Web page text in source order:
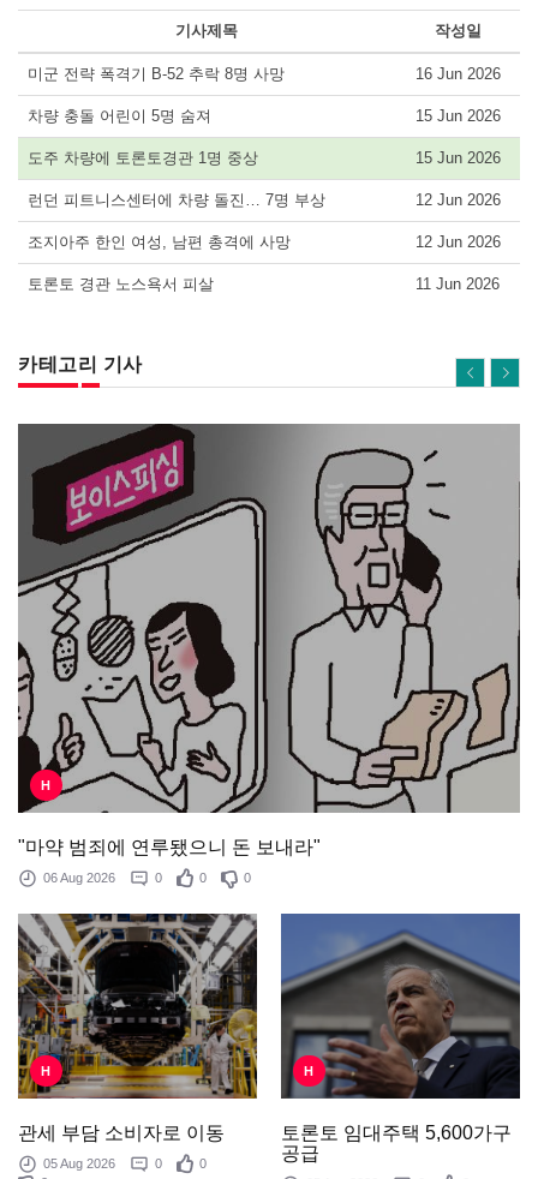
기사제목 작성일
미군 전략 폭격기 B-52 추락 8명 사망 16 Jun 2026
차량 충돌 어린이 5명 숨져 15 Jun 2026
도주 차량에 토론토경관 1명 중상 15 Jun 2026
런던 피트니스센터에 차량 돌진… 7명 부상 12 Jun 2026
조지아주 한인 여성, 남편 총격에 사망 12 Jun 2026
토론토 경관 노스욕서 피살 11 Jun 2026
카테고리 기사
H
"마약 범죄에 연루됐으니 돈 보내라"
06 Aug 2026 0 0 0
H
관세 부담 소비자로 이동
05 Aug 2026 0
0
H
토론토 임대주택 5,600가구
공급